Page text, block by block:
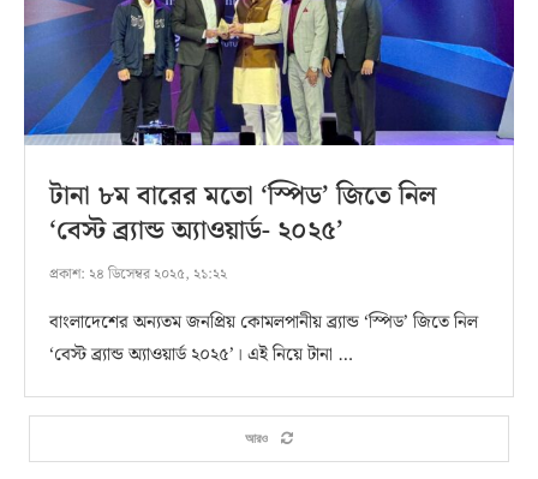
টানা ৮ম বারের মতো ‘স্পিড’ জিতে নিল
‘বেস্ট ব্র্যান্ড অ্যাওয়ার্ড- ২০২৫’
প্রকাশ: ২৪ ডিসেম্বর ২০২৫, ২১:২২
বাংলাদেশের অন্যতম জনপ্রিয় কোমলপানীয় ব্র্যান্ড ‘স্পিড’ জিতে নিল
‘বেস্ট ব্র্যান্ড অ্যাওয়ার্ড ২০২৫’। এই নিয়ে টানা …
আরও